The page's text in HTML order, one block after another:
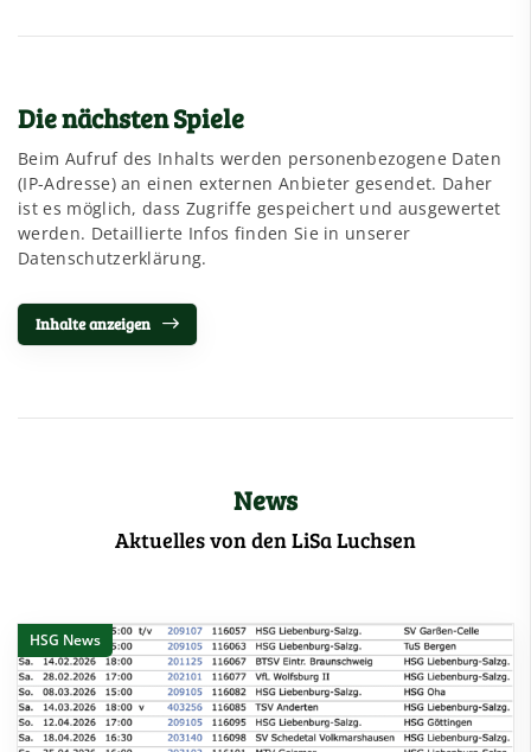
Die nächsten Spiele
Beim Aufruf des Inhalts werden personenbezogene Daten
(IP-Adresse) an einen externen Anbieter gesendet. Daher
ist es möglich, dass Zugriffe gespeichert und ausgewertet
werden. Detaillierte Infos finden Sie in unserer
Datenschutzerklärung.
Inhalte anzeigen
News
Aktuelles von den LiSa Luchsen
HSG News